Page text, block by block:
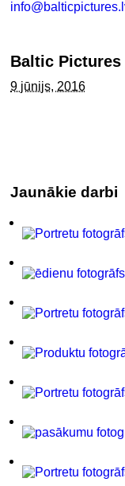
Baltic Pictures
9 jūnijs, 2016
Jaunākie darbi